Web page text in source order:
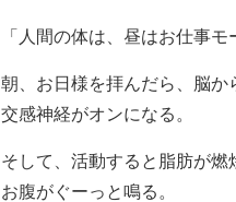
「人間の体は、昼はお仕事モ
朝、お日様を拝んだら、脳か
交感神経がオンになる。
そして、活動すると脂肪が燃
お腹がぐーっと鳴る。